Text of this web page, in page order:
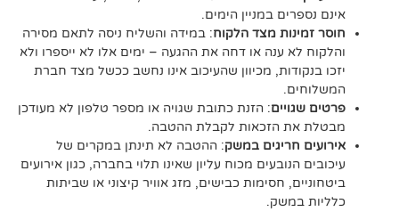
במניין הימים.
מצד הלקוח: במידה והשליח ניסה לתאם מסירה
ענה או דחה את ההגעה – ימים אלו לא ייספרו ולא
מכיוון שהעיכוב אינו נחשב ככשל מצד חברת
: הזנת כתובת שגויה או מספר טלפון לא מעודכן
הזכאות לקבלת ההטבה.
חריגים במשק: ההטבה לא תינתן במקרים של
מכוח עליון שאינו תלוי בחברה, כגון אירועים
חסימות כבישים, מזג אוויר קיצוני או שביתות